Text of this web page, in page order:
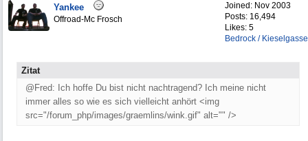
Joined: Nov 2003
Posts: 16,494
Likes: 5
Bedrock / Kieselgasse
Yankee
Offroad-Mc Frosch
Zitat
@Fred: Ich hoffe Du bist nicht nachtragend? Ich meine nicht
immer alles so wie es sich vielleicht anhört <img
src="/forum_php/images/graemlins/wink.gif" alt="" />